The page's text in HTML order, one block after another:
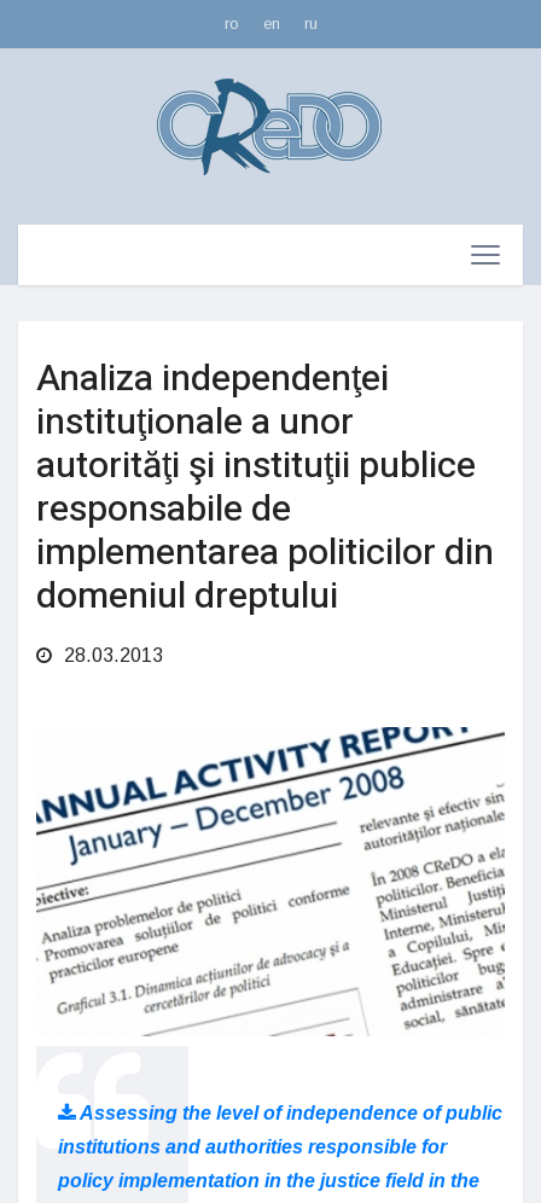
ro en ru
Analiza independenţei
instituţionale a unor
autorităţi şi instituţii publice
responsabile de
implementarea politicilor din
domeniul dreptului
28.03.2013
Assessing the level of independence of public
institutions and authorities responsible for
policy implementation in the justice field in the